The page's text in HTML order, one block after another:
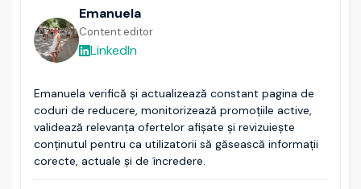
Emanuela
Content editor
LinkedIn
Emanuela verifică și actualizează constant pagina de
coduri de reducere, monitorizează promoțiile active,
validează relevanța ofertelor afișate și revizuiește
conținutul pentru ca utilizatorii să găsească informații
corecte, actuale și de încredere.